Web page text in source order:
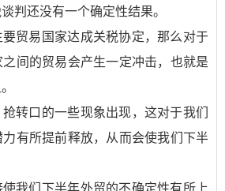
判还没有一个确定性结果。
贸易国家达成关税协定，那么对于
间的贸易会产生一定冲击，也就是
抢转口的一些现象出现，这对于我们
有所提前释放，从而会使我们下半
我们下半年外贸的不确定性有所上